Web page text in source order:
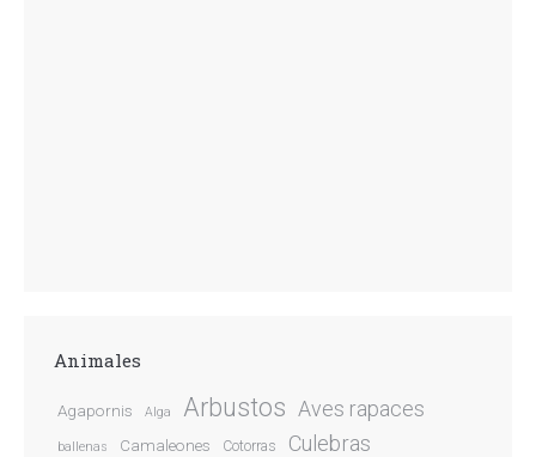
Animales
Agapornis Alga Arbustos Aves rapaces
ballenas Camaleones Cotorras Culebras